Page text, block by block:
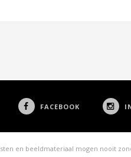
FACEBOOK
en beeldmateriaal mogen nooit